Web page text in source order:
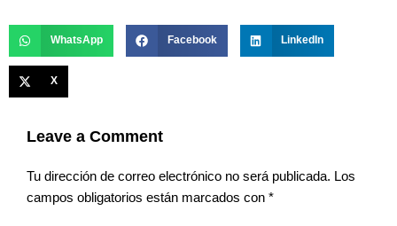
WhatsApp Facebook LinkedIn
X
Leave a Comment
Tu dirección de correo electrónico no será publicada. Los
campos obligatorios están marcados con *